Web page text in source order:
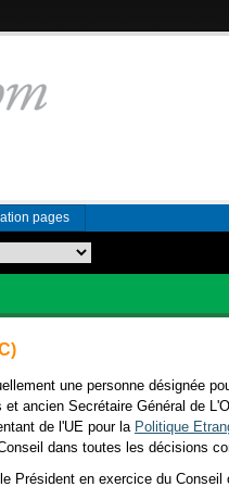
pages
une personne désignée
et ancien Secrétaire Général de
de l'UE pour la Politique
dans toutes les décisions
Président en exercice du